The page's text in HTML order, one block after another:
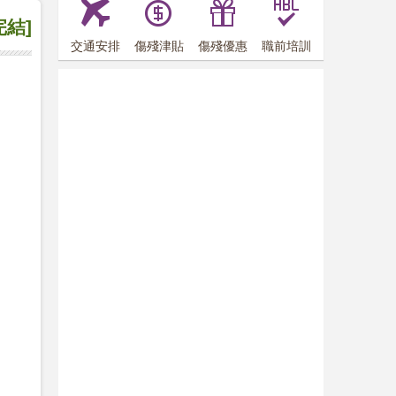
結]
交通安排 傷殘津貼 傷殘優惠 職前培訓